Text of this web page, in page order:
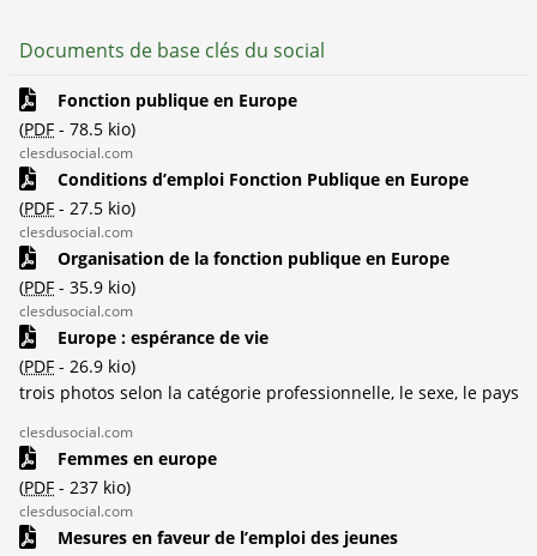
Documents de base clés du social
Fonction publique en Europe
(PDF - 78.5 kio)
clesdusocial.com
Conditions d’emploi Fonction Publique en Europe
(PDF - 27.5 kio)
clesdusocial.com
Organisation de la fonction publique en Europe
(PDF - 35.9 kio)
clesdusocial.com
Europe : espérance de vie
(PDF - 26.9 kio)
trois photos selon la catégorie professionnelle, le sexe, le pays
clesdusocial.com
Femmes en europe
(PDF - 237 kio)
clesdusocial.com
Mesures en faveur de l’emploi des jeunes